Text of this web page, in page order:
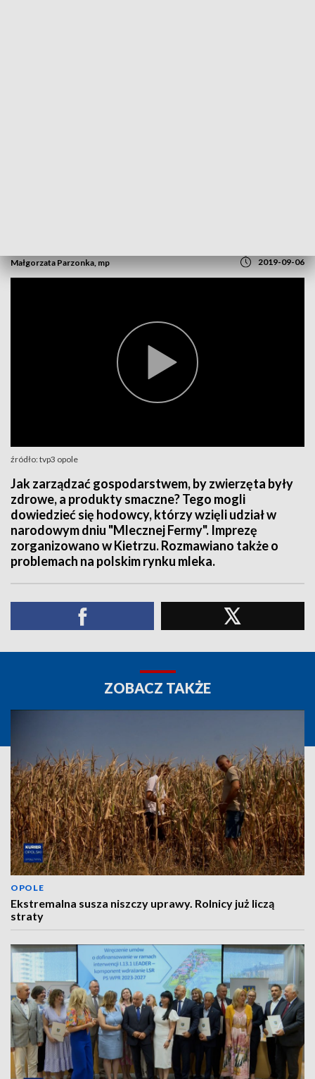
Małgorzata Parzonka, mp 2019-09-06
źródło: tvp3 opole
Jak zarządzać gospodarstwem, by zwierzęta były
zdrowe, a produkty smaczne? Tego mogli
dowiedzieć się hodowcy, którzy wzięli udział w
narodowym dniu "Mlecznej Fermy". Imprezę
zorganizowano w Kietrzu. Rozmawiano także o
problemach na polskim rynku mleka.
ZOBACZ TAKŻE
OPOLE
Ekstremalna susza niszczy uprawy. Rolnicy już liczą
straty